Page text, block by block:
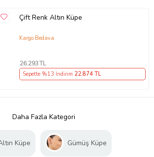
Çift Renk Altın Küpe
Kargo Bedava
26.293TL
Sepette %13 İndirim 22.874TL
Daha Fazla Kategori
Küpe Gümüş Küpe